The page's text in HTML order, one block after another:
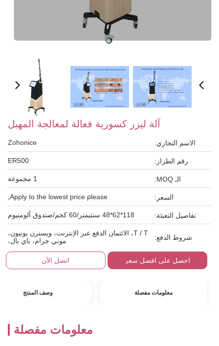
آلة ليزر كسورية فعالة لمعالجة المهبل
الاسم التجاري: Zohonice
رقم الطراز: ER500
الـ MOQ: 1 مجموعة
السعر: Apply to the lowest price please,
تفاصيل التعبئة: 118*62*48 سنتيمتر/60 كجم/صندوق ألومنيوم
شروط الدفع:
T / T، الائتمان الدفع عبر الإنترنت، ويسترن يونيون،
موني جرام، باي بال،
احصل على افضل سعر اتصل الآن
معلومات مفصلة وصف المنتج
معلومات مفصلة